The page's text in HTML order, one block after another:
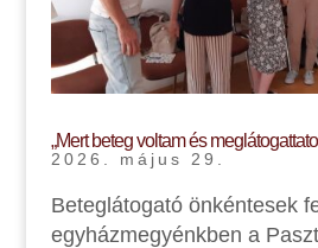
„Mert beteg voltam és
2026. május 29.
Beteglátogató önkéntesek
egyházmegyénkben a